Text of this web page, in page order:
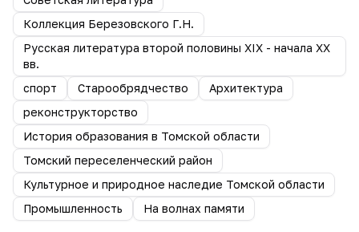
Коллекция Березовского Г.Н.
Русская литература второй половины XIX - начала XX
вв.
спорт
Старообрядчество
Архитектура
реконструкторство
История образования в Томской области
Томский переселенческий район
Культурное и природное наследие Томской области
Промышленность
На волнах памяти